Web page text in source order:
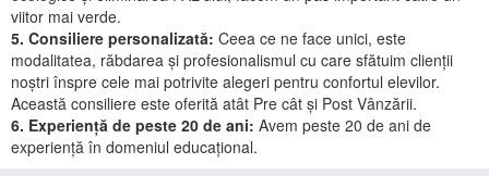
viitor mai verde.
5. Consiliere personalizată: Ceea ce ne face unici, este
modalitatea, răbdarea și profesionalismul cu care sfătuim clienții
noștri înspre cele mai potrivite alegeri pentru confortul elevilor.
Această consiliere este oferită atât Pre cât și Post Vânzării.
6. Experiență de peste 20 de ani: Avem peste 20 de ani de
experiență în domeniul educațional.